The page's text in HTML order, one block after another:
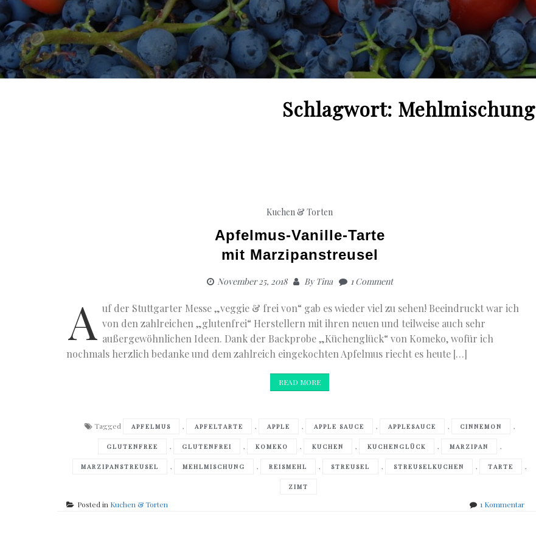
Schlagwort: Mehlmischung
Kuchen & Torten
Apfelmus-Vanille-Tarte
mit Marzipanstreusel
November 25, 2018 ByTina 1 Comment
A uf der Stuttgarter Messe „veggie & frei von“ gab es wieder viel zu sehen! Beeindruckt war ich
von den zahlreichen „glutenfrei“ Herstellern mit ihren neuen und teilweise auch sehr
außergewöhnlichen Ideen. Dank der Backprobe „Küchenglück“ von Komeko, wofür ich
nochmals herzlich bedanke und dem zahlreich eingekochten Apfelmus riecht es heute […]
READ MORE
Tagged APFELMUS , APFELTARTE , APPLE , APPLE SAUCE , APPLESAUCE , CINNEMON ,
GLUTENFREE , GLUTENFREI , KOMEKO , KUCHEN , KUCHENGLÜCK , MARZIPAN ,
MARZIPANSTREUSEL , MEHLMISCHUNG , REISMEHL , STREUSEL , STREUSELKUCHEN , TARTE ,
ZIMT
Posted in Kuchen & Torten 1 Kommentarzu